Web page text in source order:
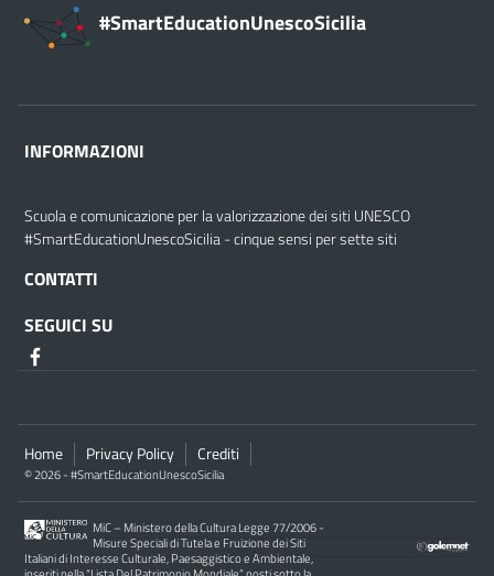
#SmartEducationUnescoSicilia
INFORMAZIONI
Scuola e comunicazione per la valorizzazione dei siti UNESCO
#SmartEducationUnescoSicilia - cinque sensi per sette siti
CONTATTI
SEGUICI SU
Home Privacy Policy Crediti
© 2026 - #SmartEducationUnescoSicilia
MiC – Ministero della Cultura Legge 77/2006 -
Misure Speciali di Tutela e Fruizione dei Siti
Italiani di Interesse Culturale, Paesaggistico e Ambientale,